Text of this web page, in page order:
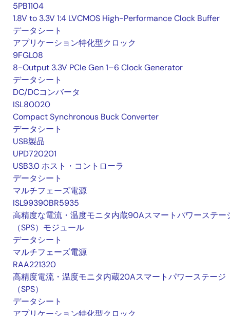
5PB1104
1.8V to 3.3V 1:4 LVCMOS High-Performance Clock Buffer
データシート
アプリケーション特化型クロック
9FGL08
8-Output 3.3V PCIe Gen 1–6 Clock Generator
データシート
DC/DCコンバータ
ISL80020
Compact Synchronous Buck Converter
データシート
USB製品
UPD720201
USB3.0 ホスト・コントローラ
データシート
マルチフェーズ電源
ISL99390BR5935
高精度な電流・温度モニタ内蔵90Aスマートパワーステー
（SPS）モジュール
データシート
マルチフェーズ電源
RAA221320
高精度電流・温度モニタ内蔵20Aスマートパワーステージ
（SPS）
データシート